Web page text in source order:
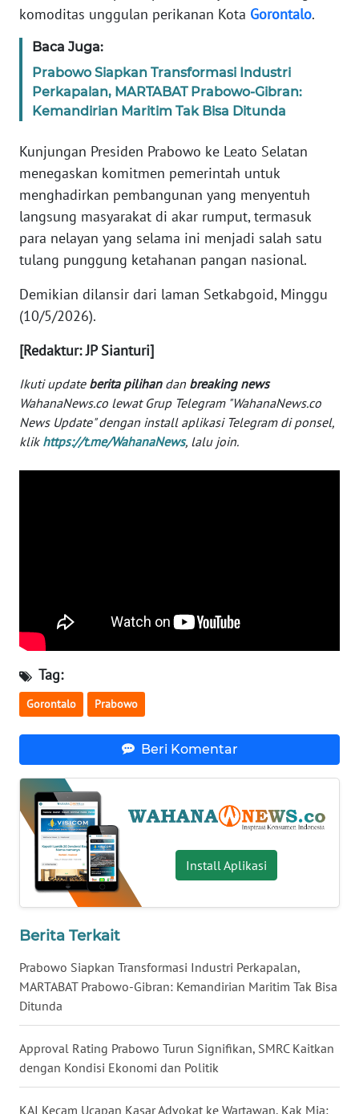
komoditas unggulan perikanan Kota Gorontalo.
Baca Juga:
Prabowo Siapkan Transformasi Industri
Perkapalan, MARTABAT Prabowo-Gibran:
Kemandirian Maritim Tak Bisa Ditunda
Kunjungan Presiden Prabowo ke Leato Selatan
menegaskan komitmen pemerintah untuk
menghadirkan pembangunan yang menyentuh
langsung masyarakat di akar rumput, termasuk
para nelayan yang selama ini menjadi salah satu
tulang punggung ketahanan pangan nasional.
Demikian dilansir dari laman Setkabgoid, Minggu
(10/5/2026).
[Redaktur: JP Sianturi]
Ikuti update berita pilihandan breaking news
WahanaNews.co lewat Grup Telegram "WahanaNews.co
News Update" dengan install aplikasi Telegram di ponsel,
klik https://t.me/WahanaNews, lalu join.
Tag:
Gorontalo Prabowo
Beri Komentar
Install Aplikasi
Berita Terkait
Prabowo Siapkan Transformasi Industri Perkapalan,
MARTABAT Prabowo-Gibran: Kemandirian Maritim Tak Bisa
Ditunda
Approval Rating Prabowo Turun Signifikan, SMRC Kaitkan
dengan Kondisi Ekonomi dan Politik
KAI Kecam Ucapan Kasar Advokat ke Wartawan, Kak Mia:
RIAU
SERAMBI
WN
SULTRA
WN
NTB
WN
SULTENG
WN
SULBAR
WN
BABEL
BENGKULU
WN
LAMPUNG
WN
JATENG
WN
NUSANTARA
WN
JOGJA
WN
JATIM
BALI
WN
KALBAR
WN
KALTENG